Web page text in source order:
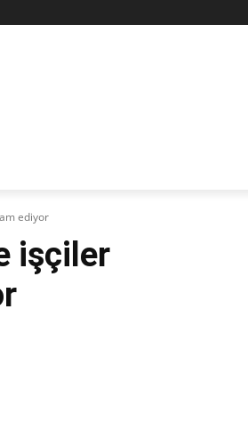
ediyor
işçiler